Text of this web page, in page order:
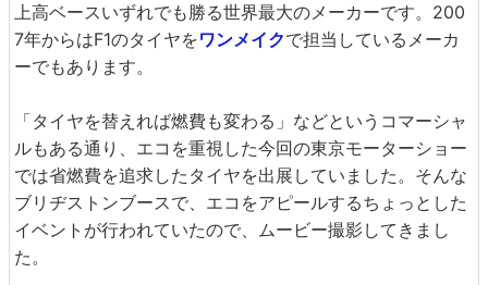
上高ベースいずれでも勝る世界最大のメーカーです。200
7年からはF1のタイヤをワンメイクで担当しているメーカ
ーでもあります。
「タイヤを替えれば燃費も変わる」などというコマーシャ
ルもある通り、エコを重視した今回の東京モーターショー
では省燃費を追求したタイヤを出展していました。そんな
ブリヂストンブースで、エコをアピールするちょっとした
イベントが行われていたので、ムービー撮影してきまし
た。